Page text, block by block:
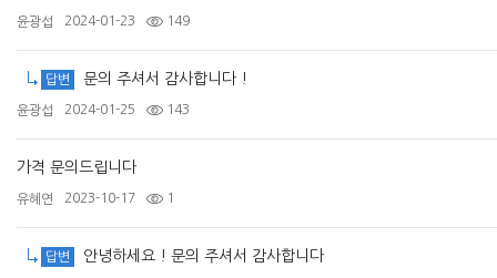
윤광섭 2024-01-23 149
답변 문의 주셔서 감사합니다 !
윤광섭 2024-01-25 143
가격 문의드립니다
유혜연 2023-10-17 1
답변 안녕하세요 ! 문의 주셔서 감사합니다